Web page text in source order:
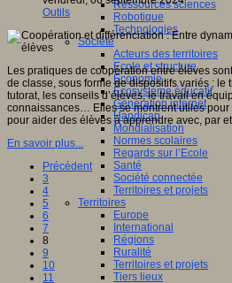
Ressources sciences
Robotique
Technologies
Société
Acteurs des territoires
Ecole et structure
Economie
Ecosystème éducatif
Génération internet
Handicap
Mondialisation
Normes scolaires
Regards sur l’Ecole
Santé
Société connectée
Territoires et projets
Territoires
Europe
International
Régions
Ruralité
Territoires et projets
Tiers lieux
Outils
Les pratiques de coopération entre élèves
de classe, sous forme de dispositifs variés : le
tutorat, les conseils d’élèves, le travail en
connaissances… Elles se montrent utiles
pour aider des élèves à apprendre avec, par
En savoir plus...
Précédent
3
4
5
6
7
8
9
10
11